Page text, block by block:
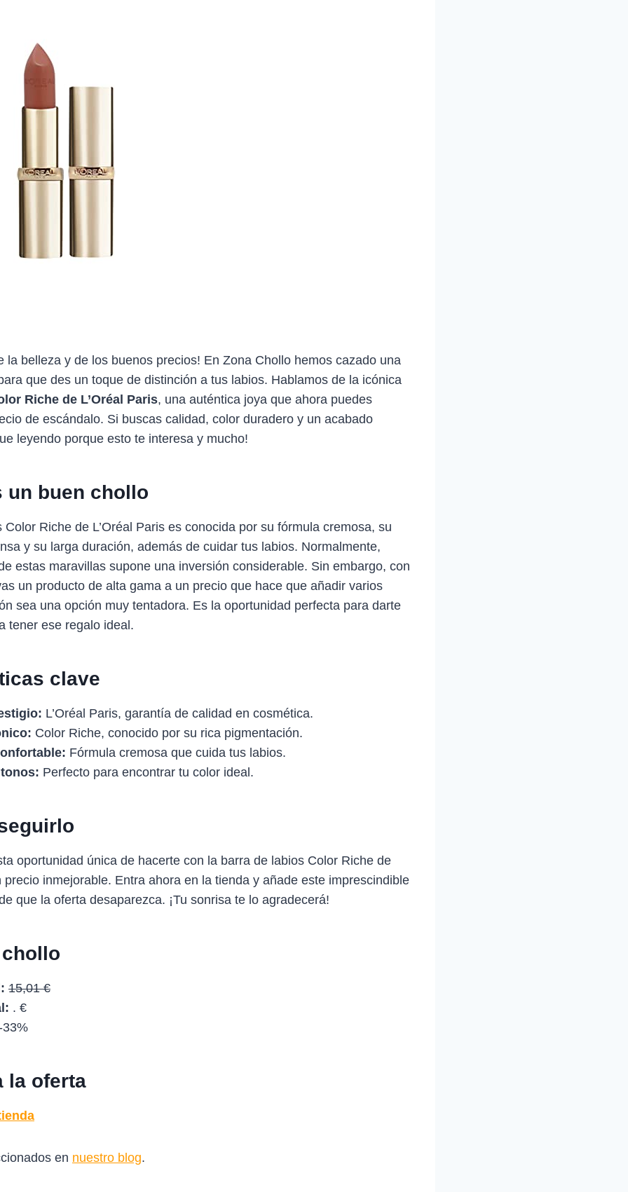
la belleza y de los buenos precios! En Zona Chollo hemos cazado una
que des un toque de distinción a tus labios. Hablamos de la icónica
Riche de L’Oréal Paris, una auténtica joya que ahora puedes
de escándalo. Si buscas calidad, color duradero y un acabado
leyendo porque esto te interesa y mucho!
un buen chollo
Color Riche de L’Oréal Paris es conocida por su fórmula cremosa, su
y su larga duración, además de cuidar tus labios. Normalmente,
estas maravillas supone una inversión considerable. Sin embargo, con
un producto de alta gama a un precio que hace que añadir varios
sea una opción muy tentadora. Es la oportunidad perfecta para darte
tener ese regalo ideal.
clave
L’Oréal Paris, garantía de calidad en cosmética.
Color Riche, conocido por su rica pigmentación.
Fórmula cremosa que cuida tus labios.
Perfecto para encontrar tu color ideal.
oportunidad única de hacerte con la barra de labios Color Riche de
precio inmejorable. Entra ahora en la tienda y añade este imprescindible
que la oferta desaparezca. ¡Tu sonrisa te lo agradecerá!
15,01 €
. €
33%
la oferta
en nuestro blog.